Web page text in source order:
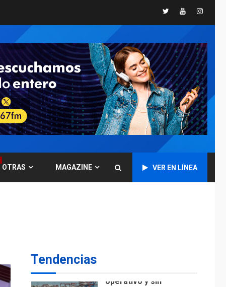
TwitterYoutube
OTRAS MAGAZINE VER EN LÍNEA
Tendencias
5
controles fronterizos
a Italia
6
INTERNACIONALES
TITULARES
ÚLTIMA HORA
Arabia Saudita,
Turquía y Pakistán
firman pacto de
defensa
LATINOAMÉRICA Y CARIBE
TITULARES
ÚLTIMA HORA
De la Espriella jura
Colombia
operativo y sin